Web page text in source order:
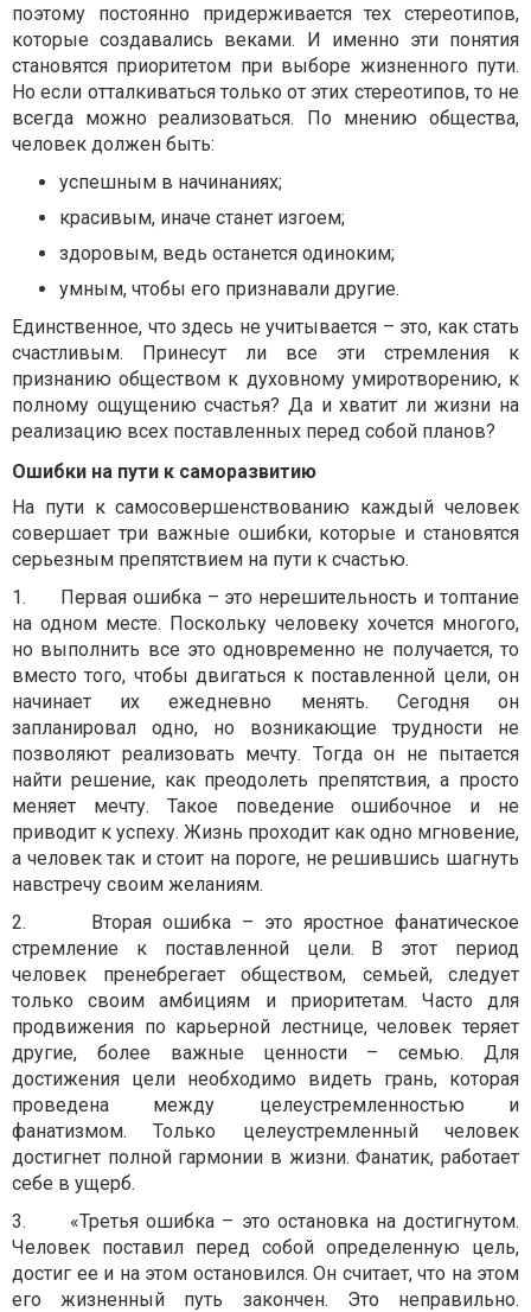
поэтому постоянно придерживается тех стереотипов,
которые создавались веками. И именно эти понятия
становятся приоритетом при выборе жизненного пути.
Но если отталкиваться только от этих стереотипов, то не
всегда можно реализоваться. По мнению общества,
человек должен быть:
успешным в начинаниях;
красивым, иначе станет изгоем;
здоровым, ведь останется одиноким;
умным, чтобы его признавали другие.
Единственное, что здесь не учитывается – это, как стать
счастливым. Принесут ли все эти стремления к
признанию обществом к духовному умиротворению, к
полному ощущению счастья? Да и хватит ли жизни на
реализацию всех поставленных перед собой планов?
Ошибки на пути к саморазвитию
На пути к самосовершенствованию каждый человек
совершает три важные ошибки, которые и становятся
серьезным препятствием на пути к счастью.
1.
Первая ошибка – это нерешительность и топтание
на одном месте. Поскольку человеку хочется многого,
но выполнить все это одновременно не получается, то
вместо того, чтобы двигаться к поставленной цели, он
начинает их ежедневно менять. Сегодня он
запланировал одно, но возникающие трудности не
позволяют реализовать мечту. Тогда он не пытается
найти решение, как преодолеть препятствия, а просто
меняет мечту. Такое поведение ошибочное и не
приводит к успеху. Жизнь проходит как одно мгновение,
а человек так и стоит на пороге, не решившись шагнуть
навстречу своим желаниям.
2.
Вторая ошибка – это яростное фанатическое
стремление к поставленной цели. В этот период
человек пренебрегает обществом, семьей, следует
только своим амбициям и приоритетам. Часто для
продвижения по карьерной лестнице, человек теряет
другие, более важные ценности – семью. Для
достижения цели необходимо видеть грань, которая
проведена между целеустремленностью и
фанатизмом. Только целеустремленный человек
достигнет полной гармонии в жизни. Фанатик, работает
себе в ущерб.
3. «Третья ошибка – это остановка на достигнутом.
Человек поставил перед собой определенную цель,
достиг ее и на этом остановился. Он считает, что на этом
его жизненный путь закончен. Это неправильно.